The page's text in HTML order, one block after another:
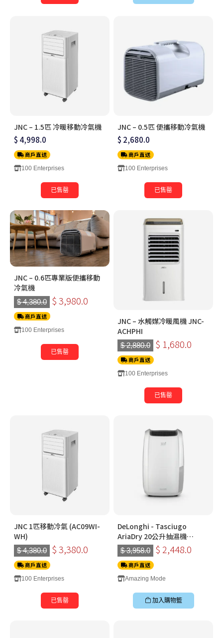
JNC – 1.5匹 冷暖移動冷氣機
$ 4,998.0
商戶直送
100 Enterprises
已售罄
JNC – 0.5匹 便攜移動冷氣機
$ 2,680.0
商戶直送
100 Enterprises
已售罄
JNC – 0.6匹專業版便攜移動
冷氣機
$ 4,380.0 $ 3,980.0
商戶直送
100 Enterprises
已售罄
JNC – 水觸媒冷暖風機 JNC-
ACHPHI
$ 2,880.0 $ 1,680.0
商戶直送
100 Enterprises
已售罄
JNC 1匹移動冷氣 (AC09WI-
WH)
$ 4,380.0 $ 3,380.0
商戶直送
100 Enterprises
已售罄
DeLonghi - Tasciugo
AriaDry 20公升抽濕機
DDSX20
$ 3,958.0 $ 2,448.0
商戶直送
Amazing Mode
加入購物籃